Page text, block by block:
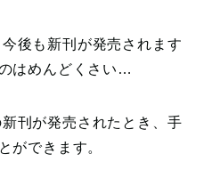
後も新刊が発売されます
はめんどくさい…
刊が発売されたとき、手
ができます。